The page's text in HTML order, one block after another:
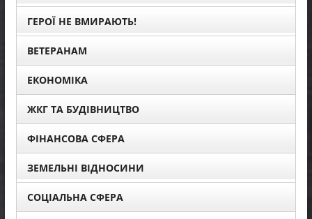
ГЕРОЇ НЕ ВМИРАЮТЬ!
ВЕТЕРАНАМ
ЕКОНОМІКА
ЖКГ ТА БУДІВНИЦТВО
ФІНАНСОВА СФЕРА
ЗЕМЕЛЬНІ ВІДНОСИНИ
СОЦІАЛЬНА СФЕРА